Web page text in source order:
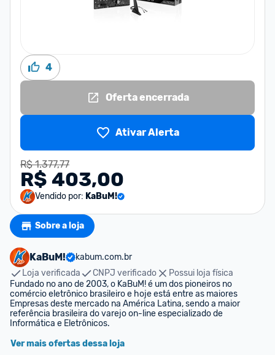
4
Oferta encerrada
Ativar Alerta
R$ 1.377,77
R$ 403,00
Vendido por: KaBuM!
Sobre a loja
KaBuM!
kabum.com.br
Loja verificada
CNPJ verificado
Possui loja física
Fundado no ano de 2003, o KaBuM! é um dos pioneiros no
comércio eletrônico brasileiro e hoje está entre as maiores
Empresas deste mercado na América Latina, sendo a maior
referência brasileira do varejo on-line especializado de
Informática e Eletrônicos.
Ver mais ofertas dessa loja